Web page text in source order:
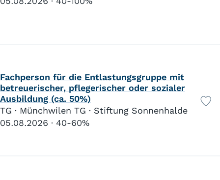
Fachperson für die Entlastungsgruppe mit
betreuerischer, pflegerischer oder sozialer
Ausbildung (ca. 50%)
TG · Münchwilen TG · Stiftung Sonnenhalde
05.08.2026
40-60%